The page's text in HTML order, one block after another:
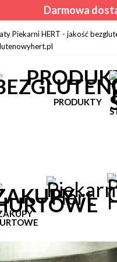
Darmowa
Piekarni HERT - jakość
PRODUKTY